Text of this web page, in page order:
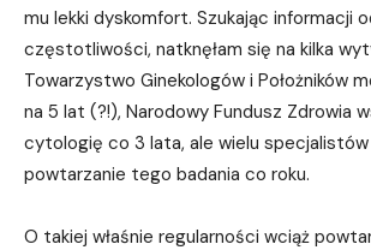
mu lekki dyskomfort. Szukając informacji
częstotliwości, natknęłam się na kilka
Towarzystwo Ginekologów i Położników
na 5 lat (?!), Narodowy Fundusz Zdrowia
cytologię co 3 lata, ale wielu
powtarzanie tego badania co roku.
O takiej właśnie regularności wciąż